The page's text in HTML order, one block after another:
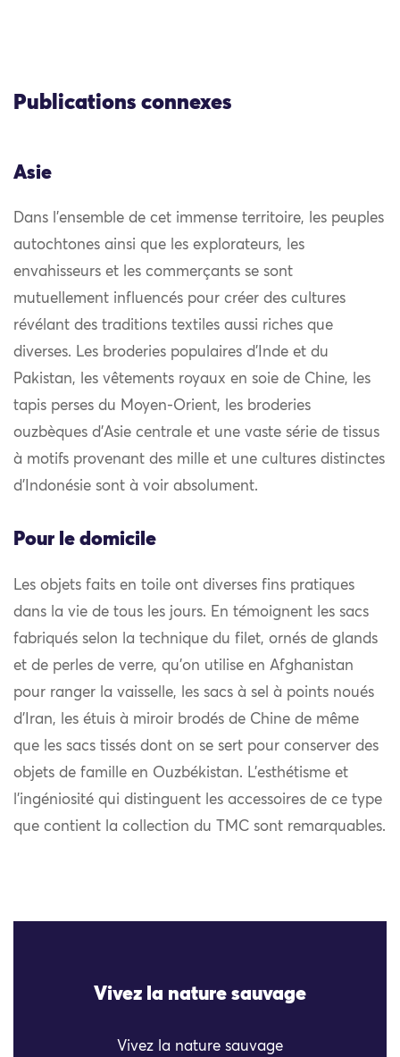
Publications connexes
Asie
Dans l’ensemble de cet immense territoire, les peuples
autochtones ainsi que les explorateurs, les
envahisseurs et les commerçants se sont
mutuellement influencés pour créer des cultures
révélant des traditions textiles aussi riches que
diverses. Les broderies populaires d’Inde et du
Pakistan, les vêtements royaux en soie de Chine, les
tapis perses du Moyen-Orient, les broderies
ouzbèques d’Asie centrale et une vaste série de tissus
à motifs provenant des mille et une cultures distinctes
d’Indonésie sont à voir absolument.
Pour le domicile
Les objets faits en toile ont diverses fins pratiques
dans la vie de tous les jours. En témoignent les sacs
fabriqués selon la technique du filet, ornés de glands
et de perles de verre, qu’on utilise en Afghanistan
pour ranger la vaisselle, les sacs à sel à points noués
d’Iran, les étuis à miroir brodés de Chine de même
que les sacs tissés dont on se sert pour conserver des
objets de famille en Ouzbékistan. L’esthétisme et
l’ingéniosité qui distinguent les accessoires de ce type
que contient la collection du TMC sont remarquables.
Vivez la nature sauvage
Vivez la nature sauvage